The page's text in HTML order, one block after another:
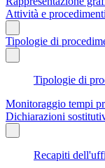
Attività e procedimenti
Tipologie di
Tipologie di
Monitoraggio tempi
Dichiarazioni
Recapiti